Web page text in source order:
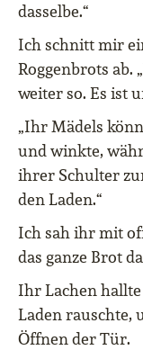
dasselbe.“
Ich schnitt mir
Roggenbrots ab.
weiter so. Es ist
„Ihr Mädels
und winkte,
ihrer Schulter
den Laden.“
Ich sah ihr mit
das ganze Brot
Ihr Lachen
Laden rauschte,
Öffnen der Tür.